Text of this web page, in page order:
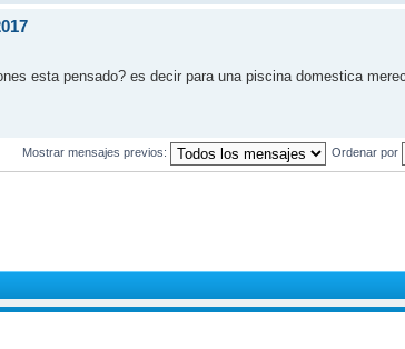
esta pensado? es decir para una piscina domestica
Mostrar mensajes previos: Ordenar por